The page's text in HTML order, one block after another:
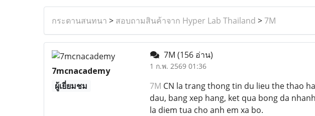
กระดานสนทนา > สอบถามสินค้าจาก Hyper Lab Thailand >7M
7mcnacademy
ผู้เยี่ยมชม
7M (156 อ่าน)
1 ก.พ. 2569 01:36
7M CN la trang thong tin du lieu the thao
dau, bang xep hang, ket qua bong da
la diem tua cho anh em xa bo.